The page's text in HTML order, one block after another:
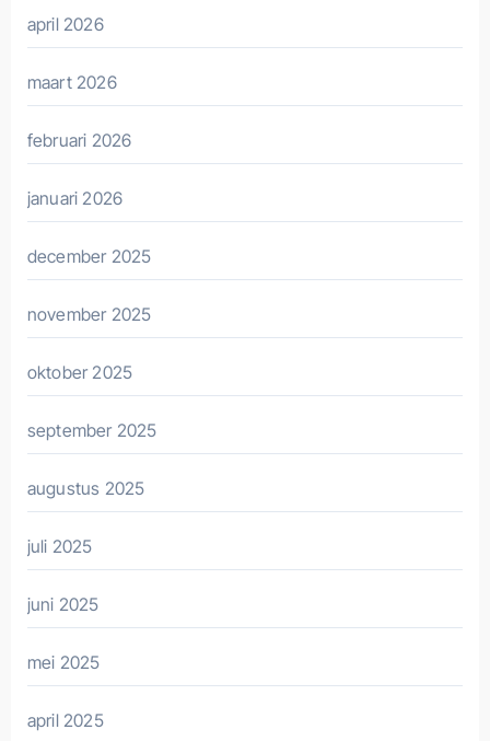
april 2026
maart 2026
februari 2026
januari 2026
december 2025
november 2025
oktober 2025
september 2025
augustus 2025
juli 2025
juni 2025
mei 2025
april 2025